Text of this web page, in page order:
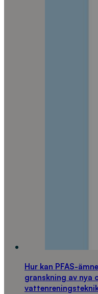
Hur kan PFAS-
granskning av nya